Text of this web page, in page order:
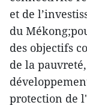
et de
du
des objectifs
de la
protection de